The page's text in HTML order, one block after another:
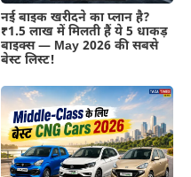
नई बाइक खरीदने का प्लान है?
₹1.5 लाख में मिलती हैं ये 5 धाकड़
बाइक्स — May 2026 की सबसे
बेस्ट लिस्ट!